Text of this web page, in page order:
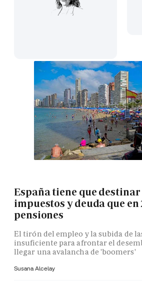
España tiene que destinar
impuestos y deuda que en
pensiones
El tirón del empleo y la subida de
insuficiente para afrontar el
llegar una avalancha de 'boomers'
Susana Alcelay